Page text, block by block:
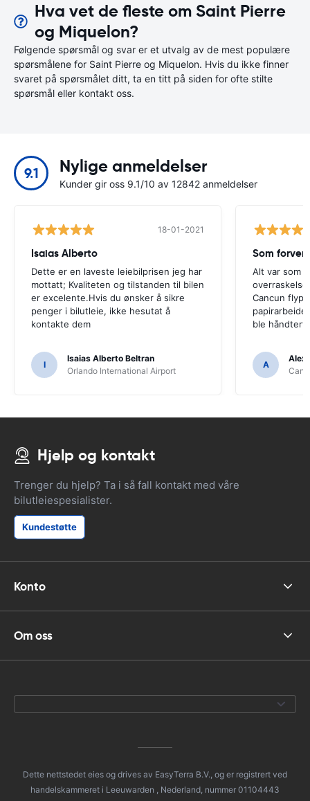
Hva vet de fleste om Saint Pierre
og Miquelon?
Følgende spørsmål og svar er et utvalg av de mest populære
spørsmålene for Saint Pierre og Miquelon. Hvis du ikke finner
svaret på spørsmålet ditt, ta en titt på siden for ofte stilte
spørsmål eller kontakt oss.
9.1 Nylige anmeldelser
Kunder gir oss 9.1/10 av 12842 anmeldelser
18-01-2021
Isaias Alberto
Dette er en laveste leiebilprisen jeg har
mottatt; Kvaliteten og tilstanden til bilen
er excelente.Hvis du ønsker å sikre
penger i bilutleie, ikke hesutat å
kontakte dem
I
Isaias Alberto Beltran
Orlando International Airport
Som
Alt var som
Cancun
ble håndtert
A
Alex
Hjelp og kontakt
Trenger du hjelp? Ta i så fall kontakt med våre
bilutleiespesialister.
Kundestøtte
Konto
Om oss
Dette nettstedet eies og drives av EasyTerra B.V., og er registrert ved
handelskammeret i Leeuwarden , Nederland, nummer 01104443